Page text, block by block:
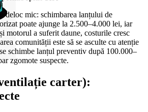
deloc mic: schimbarea lanțului de
poate ajunge la 2.500–4.000 lei, iar
motorul a suferit daune, costurile cresc
comunității este să se asculte cu atenție
schimbe lanțul preventiv după 100.000–
zgomote suspecte.
carter):